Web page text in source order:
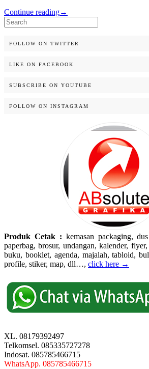
Continue reading→
Search
for:
FOLLOW ON TWITTER
LIKE ON FACEBOOK
SUBSCRIBE ON YOUTUBE
FOLLOW ON INSTAGRAM
Produk Cetak : kemasan packaging,
paperbag, brosur, undangan, kalender,
buku, booklet, agenda, majalah, tabloid,
profile, stiker, map, dll…, click here →
XL. 08179392497
Telkomsel. 085335727278
Indosat. 085785466715
WhatsApp. 085785466715